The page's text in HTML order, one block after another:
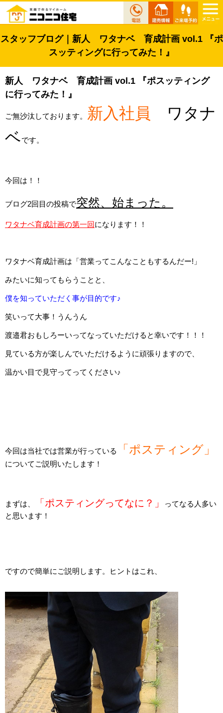
スタッフブログ｜新人 ワタナベ 育成計画 vol.1 『ポ
スッティングに行ってみた！』
新人 ワタナベ 育成計画 vol.1 『ポスッティング
に行ってみた！』
ご無沙汰しております。 新入社員
ワタナ
ベです。
今回は！！
ブログ2回目の投稿で突然、始まった。
ワタナベ育成計画の第一回になります！！
ワタナベ育成計画は「営業ってこんなこともするんだー!」
みたいに知ってもらうことと、
僕を知っていただく事が目的です♪
笑いって大事！うんうん
渡邉君おもしろーいってなっていただけると幸いです！！！
見ている方が楽しんでいただけるように頑張りますので、
温かい目で見守ってってください♪
今回は当社では営業が行っている 「ポスティング」
についてご説明いたします！
まずは、 「ポスティングってなに？」
ってなる人多い
と思います！
ですので簡単にご説明します。ヒントはこれ、